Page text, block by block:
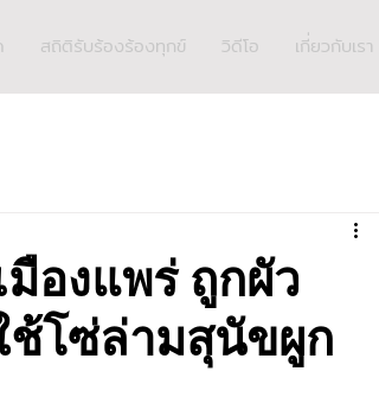
สถิติรับร้องร้องทุกข์ วิดีโอ เกี่ยวกับเรา
องแพร่ ถูกผัว
ช้โซ่ล่ามสุนัขผูก